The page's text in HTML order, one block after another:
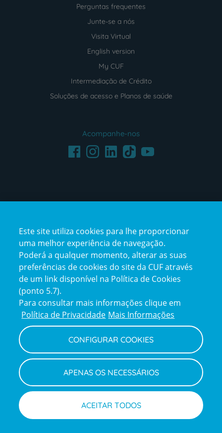
Perguntas frequentes
Junte-se a nós
Visita Virtual
English version
My CUF
Intermediação de Crédito
Soluções de acesso e Planos de saúde
Acompanhe-nos
FacebookInstagramLinkedInTikTokYoutube
Reclamações
e
elogios
Policy
Política de Privacidade e Cookies
Termos e Condições
Declaração de Acessibilidade
Canal de Denúncias
Informações legais
Este site utiliza cookies para lhe proporcionar
uma melhor experiência de navegação.
Poderá a qualquer momento, alterar as suas
preferências de cookies do site da CUF através
de um link disponível na Política de Cookies
(ponto 5.7).
Para consultar mais informações clique em
Política de Privacidade Mais Informações
CONFIGURAR COOKIES
APENAS OS NECESSÁRIOS
ACEITAR TODOS